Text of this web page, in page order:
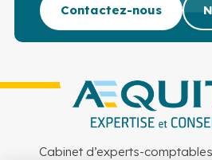
Contactez-nous
Cabinet d’experts-